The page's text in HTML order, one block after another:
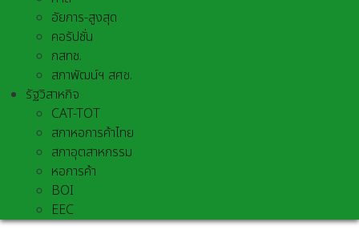
อัยการ-สูงสุด
คอรัปชั่น
กสทช.
สภาพัฒน์ฯ สศช.
รัฐวิสาหกิจ
CAT-TOT
สภาหอการค้าไทย
สภาอุตสาหกรรม
หอการค้า
BOI
EEC